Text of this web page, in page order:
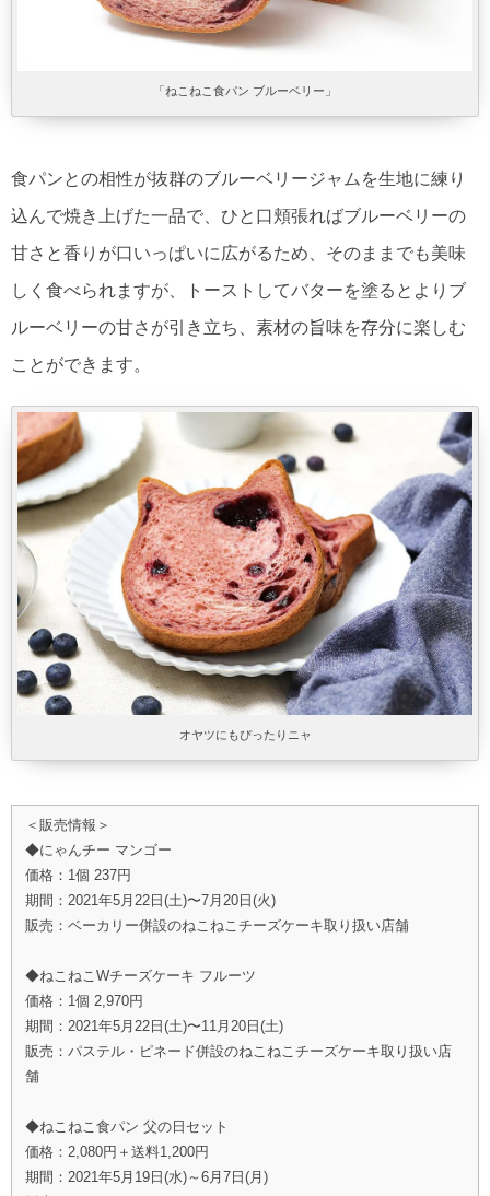
「ねこねこ食パン ブルーベリー」
食パンとの相性が抜群のブルーベリージャムを生地に練り
込んで焼き上げた一品で、ひと口頬張ればブルーベリーの
甘さと香りが口いっぱいに広がるため、そのままでも美味
しく食べられますが、トーストしてバターを塗るとよりブ
ルーベリーの甘さが引き立ち、素材の旨味を存分に楽しむ
ことができます。
オヤツにもぴったりニャ
＜販売情報＞
◆にゃんチー マンゴー
価格：1個 237円
期間：2021年5月22日(土)〜7月20日(火)
販売：ベーカリー併設のねこねこチーズケーキ取り扱い店舗
◆ねこねこWチーズケーキ フルーツ
価格：1個 2,970円
期間：2021年5月22日(土)〜11月20日(土)
販売：パステル・ピネード併設のねこねこチーズケーキ取り扱い店
舗
◆ねこねこ食パン 父の日セット
価格：2,080円＋送料1,200円
期間：2021年5月19日(水)～6月7日(月)